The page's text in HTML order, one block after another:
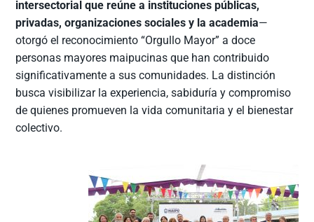
intersectorial que reúne a instituciones públicas,
privadas, organizaciones sociales y la academia—
otorgó el reconocimiento “Orgullo Mayor” a doce
personas mayores maipucinas que han contribuido
significativamente a sus comunidades. La distinción
busca visibilizar la experiencia, sabiduría y compromiso
de quienes promueven la vida comunitaria y el bienestar
colectivo.